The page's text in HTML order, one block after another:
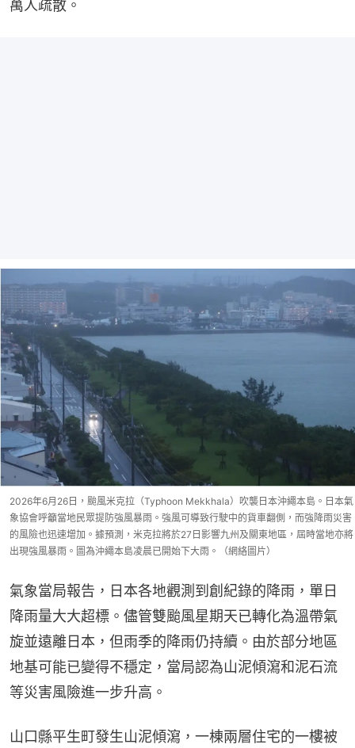
萬人疏散。
2026年6月26日，颱風米克拉（Typhoon Mekkhala）吹襲日本沖繩本島。日本氣
象協會呼籲當地民眾提防強風暴雨。強風可導致行駛中的貨車翻側，而強降雨災害
的風險也迅速增加。據預測，米克拉將於27日影響九州及關東地區，屆時當地亦將
出現強風暴雨。圖為沖繩本島凌晨已開始下大雨。（網絡圖片）
氣象當局報告，日本各地觀測到創紀錄的降雨，單日
降雨量大大超標。儘管雙颱風星期天已轉化為溫帶氣
旋並遠離日本，但雨季的降雨仍持續。由於部分地區
地基可能已變得不穩定，當局認為山泥傾瀉和泥石流
等災害風險進一步升高。
山口縣平生町發生山泥傾瀉，一棟兩層住宅的一樓被